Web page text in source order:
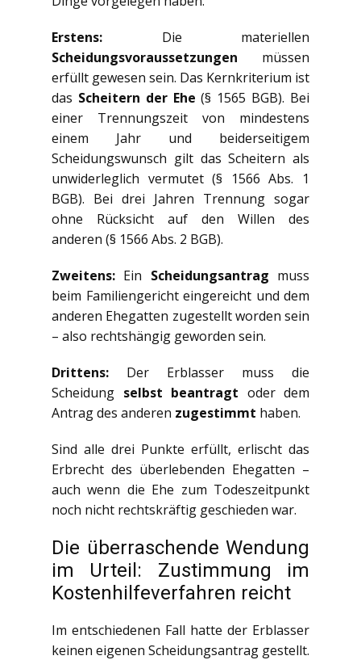
Erstens: Die materiellen
Scheidungsvoraussetzungen müssen
erfüllt gewesen sein. Das Kernkriterium ist
das Scheitern der Ehe (§ 1565 BGB). Bei
einer Trennungszeit von mindestens
einem Jahr und beiderseitigem
Scheidungswunsch gilt das Scheitern als
unwiderleglich vermutet (§ 1566 Abs. 1
BGB). Bei drei Jahren Trennung sogar
ohne Rücksicht auf den Willen des
anderen (§ 1566 Abs. 2 BGB).
Zweitens: Ein Scheidungsantrag muss
beim Familiengericht eingereicht und dem
anderen Ehegatten zugestellt worden sein
– also rechtshängig geworden sein.
Drittens: Der Erblasser muss die
Scheidung selbst beantragt oder dem
Antrag des anderen zugestimmt haben.
Sind alle drei Punkte erfüllt, erlischt das
Erbrecht des überlebenden Ehegatten –
auch wenn die Ehe zum Todeszeitpunkt
noch nicht rechtskräftig geschieden war.
Die überraschende Wendung
im Urteil: Zustimmung im
Kostenhilfeverfahren reicht
Im entschiedenen Fall hatte der Erblasser
keinen eigenen Scheidungsantrag gestellt.